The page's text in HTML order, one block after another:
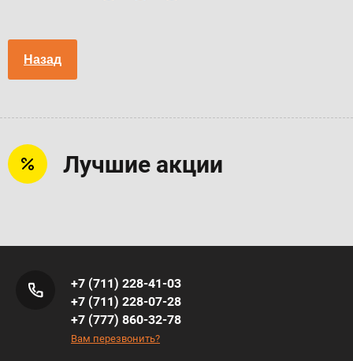
Назад
Лучшие акции
+7 (711) 228-41-03
+7 (711) 228-07-28
+7 (777) 860-32-78
Вам перезвонить?